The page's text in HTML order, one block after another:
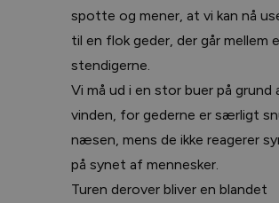
spotte og mener, at vi kan nå
til en flok geder, der går mellem
stendigerne.
Vi må ud i en stor buer på grund
vinden, for gederne er særligt
næsen, mens de ikke reagerer
på synet af mennesker.
Turen derover bliver en blandet